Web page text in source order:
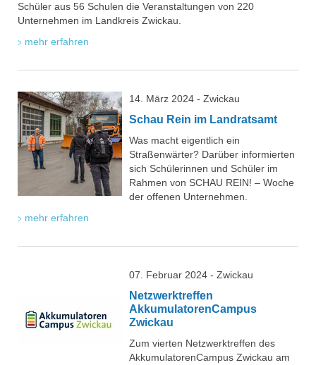
Schüler aus 56 Schulen die Veranstaltungen von 220
Unternehmen im Landkreis Zwickau.
mehr erfahren
14. März 2024 - Zwickau
Schau Rein im Landratsamt
Was macht eigentlich ein
Straßenwärter? Darüber informierten
sich Schülerinnen und Schüler im
Rahmen von SCHAU REIN! – Woche
der offenen Unternehmen.
mehr erfahren
07. Februar 2024 - Zwickau
Netzwerktreffen
AkkumulatorenCampus
Zwickau
Zum vierten Netzwerktreffen des
AkkumulatorenCampus Zwickau am